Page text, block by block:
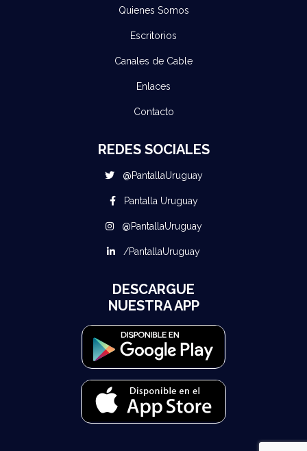
Quienes Somos
Escritorios
Canales de Cable
Enlaces
Contacto
REDES SOCIALES
@PantallaUruguay
Pantalla Uruguay
@PantallaUruguay
/PantallaUruguay
DESCARGUE
NUESTRA APP